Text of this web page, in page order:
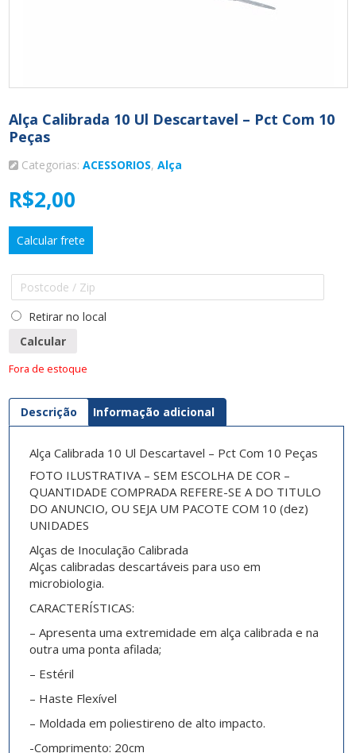
Alça Calibrada 10 Ul Descartavel – Pct Com 10
Peças
Categorias: ACESSORIOS, Alça
R$2,00
Calcular frete
Retirar no local
Calcular
Fora de estoque
Descrição Informação adicional
Alça Calibrada 10 Ul Descartavel – Pct Com 10 Peças
FOTO ILUSTRATIVA – SEM ESCOLHA DE COR –
QUANTIDADE COMPRADA REFERE-SE A DO TITULO
DO ANUNCIO, OU SEJA UM PACOTE COM 10 (dez)
UNIDADES
Alças de Inoculação Calibrada
Alças calibradas descartáveis para uso em
microbiologia.
CARACTERÍSTICAS:
– Apresenta uma extremidade em alça calibrada e na
outra uma ponta afilada;
– Estéril
– Haste Flexível
– Moldada em poliestireno de alto impacto.
-Comprimento: 20cm